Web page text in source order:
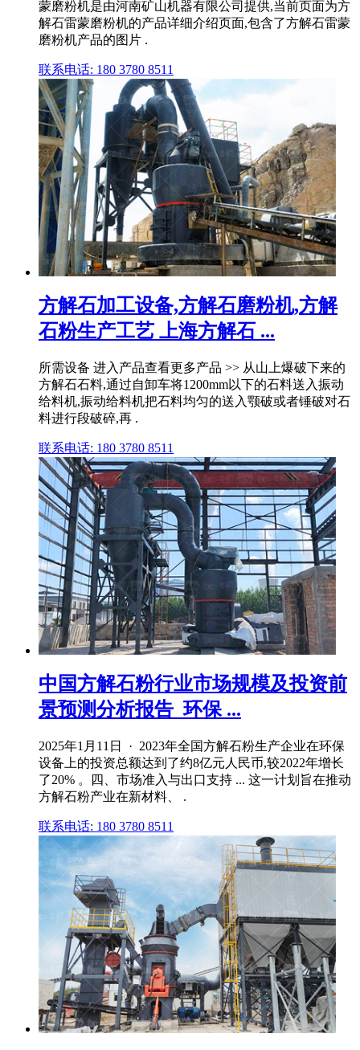
蒙磨粉机是由河南矿山机器有限公司提供,当前页面为方
解石雷蒙磨粉机的产品详细介绍页面,包含了方解石雷蒙
磨粉机产品的图片 .
联系电话: 180 3780 8511
方解石加工设备,方解石磨粉机,方解
石粉生产工艺 上海方解石 ...
所需设备 进入产品查看更多产品 >> 从山上爆破下来的
方解石石料,通过自卸车将1200mm以下的石料送入振动
给料机,振动给料机把石料均匀的送入颚破或者锤破对石
料进行段破碎,再 .
联系电话: 180 3780 8511
中国方解石粉行业市场规模及投资前
景预测分析报告_环保 ...
2025年1月11日 · 2023年全国方解石粉生产企业在环保
设备上的投资总额达到了约8亿元人民币,较2022年增长
了20% 。四、市场准入与出口支持 ... 这一计划旨在推动
方解石粉产业在新材料、 .
联系电话: 180 3780 8511